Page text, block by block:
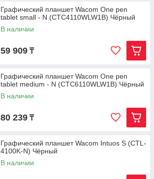
Графический планшет Wacom One pen
tablet small - N (CTC4110WLW1B) Чёрный
В наличии
59 909 ₸
Графический планшет Wacom One pen
tablet medium - N (CTC6110WLW1B) Чёрный
В наличии
80 239 ₸
Графический планшет Wacom Intuos S (CTL-
4100K-N) Чёрный
В наличии